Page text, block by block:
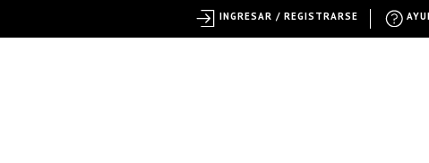
INGRESAR / REGISTRARSE